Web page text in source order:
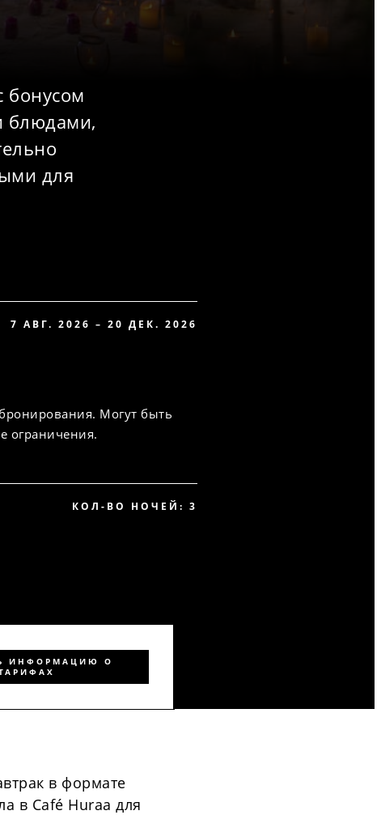
бонусом
блюдами,
для
7 АВГ. 2026 – 20 ДЕК. 2026
Могут быть
ограничения.
КОЛ-ВО НОЧЕЙ: 3
ИНФОРМАЦИЮ О
в формате
в Café Huraa для